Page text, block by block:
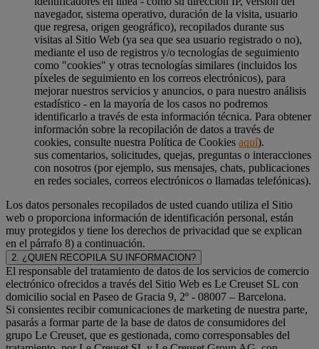
navegador, sistema operativo, duración de la visita, usuario
que regresa, origen geográfico), recopilados durante sus
visitas al Sitio Web (ya sea que sea usuario registrado o no),
mediante el uso de registros y/o tecnologías de seguimiento
como "cookies" y otras tecnologías similares (incluidos los
píxeles de seguimiento en los correos electrónicos), para
mejorar nuestros servicios y anuncios, o para nuestro análisis
estadístico - en la mayoría de los casos no podremos
identificarlo a través de esta información técnica. Para obtener
información sobre la recopilación de datos a través de
cookies, consulte nuestra Política de Cookies aquí).
sus comentarios, solicitudes, quejas, preguntas o interacciones
con nosotros (por ejemplo, sus mensajes, chats, publicaciones
en redes sociales, correos electrónicos o llamadas telefónicas).
Los datos personales recopilados de usted cuando utiliza el Sitio
web o proporciona información de identificación personal, están
muy protegidos y tiene los derechos de privacidad que se explican
en el párrafo 8) a continuación.
2. ¿QUIEN RECOPILA SU INFORMACION?
El responsable del tratamiento de datos de los servicios de comercio
electrónico ofrecidos a través del Sitio Web es Le Creuset SL con
domicilio social en Paseo de Gracia 9, 2º - 08007 – Barcelona.
Si consientes recibir comunicaciones de marketing de nuestra parte,
pasarás a formar parte de la base de datos de consumidores del
grupo Le Creuset, que es gestionada, como corresponsables del